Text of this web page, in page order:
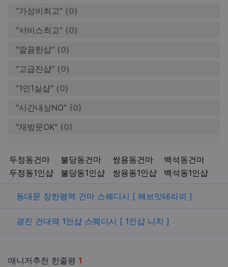
"가성비최고" (0)
"서비스최고" (0)
"깔끔한샵" (0)
"고급진샵" (0)
"1인1실샵" (0)
"시간내상NO" (0)
"재방문OK" (0)
두정동건마 불당동건마 쌍용동건마
백석동건마
두정동1인샵
불당동1인샵 쌍용동1인샵 백석동1인샵
키워드
관련자료
동대문 장한평역 건마 스웨디시 [ 해브잇테라피 ]
광진 건대역 1인샵 스웨디시 [ 1인샵 니치 ]
매니저추천 한줄평 1